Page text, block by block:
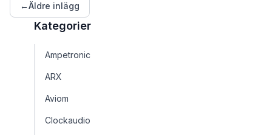
←Äldre inlägg
Kategorier
Ampetronic
ARX
Aviom
Clockaudio